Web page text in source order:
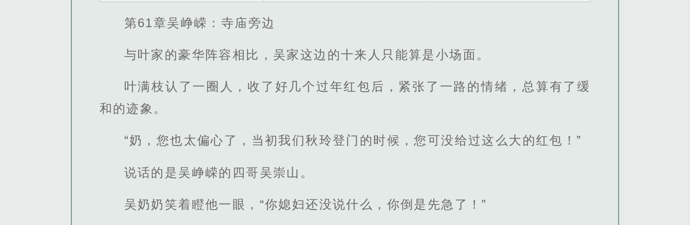
第61章吴峥嵘：寺庙旁边
与叶家的豪华阵容相比，吴家这边的十来人只能算是小场面。
叶满枝认了一圈人，收了好几个过年红包后，紧张了一路的情绪，总算有了缓
和的迹象。
“奶，您也太偏心了，当初我们秋玲登门的时候，您可没给过这么大的红包！”
说话的是吴峥嵘的四哥吴崇山。
吴奶奶笑着瞪他一眼，“你媳妇还没说什么，你倒是先急了！”